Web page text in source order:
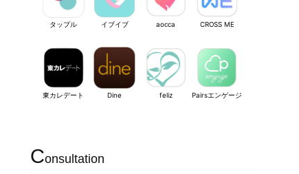
タップル イブイブ aocca CROSS ME
東カレデート Dine feliz Pairsエンゲージ
Consultation